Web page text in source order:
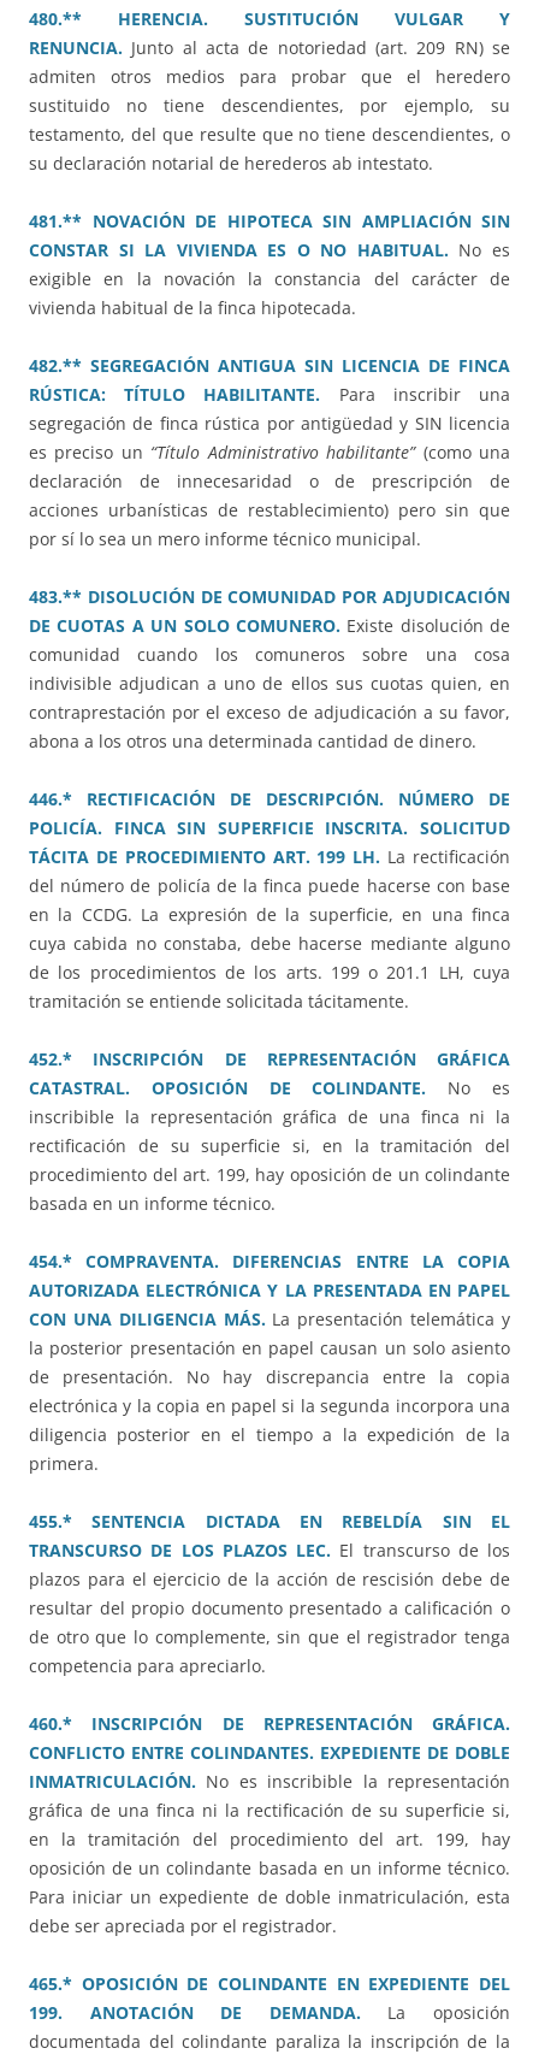
480.** HERENCIA. SUSTITUCIÓN VULGAR Y
RENUNCIA. Junto al acta de notoriedad (art. 209 RN) se
admiten otros medios para probar que el heredero
sustituido no tiene descendientes, por ejemplo, su
testamento, del que resulte que no tiene descendientes, o
su declaración notarial de herederos ab intestato.
481.** NOVACIÓN DE HIPOTECA SIN AMPLIACIÓN SIN
CONSTAR SI LA VIVIENDA ES O NO HABITUAL. No es
exigible en la novación la constancia del carácter de
vivienda habitual de la finca hipotecada.
482.** SEGREGACIÓN ANTIGUA SIN LICENCIA DE FINCA
RÚSTICA: TÍTULO HABILITANTE. Para inscribir una
segregación de finca rústica por antigüedad y SIN licencia
es preciso un “Título Administrativo habilitante”(como una
declaración de innecesaridad o de prescripción de
acciones urbanísticas de restablecimiento) pero sin que
por sí lo sea un mero informe técnico municipal.
483.** DISOLUCIÓN DE COMUNIDAD POR ADJUDICACIÓN
DE CUOTAS A UN SOLO COMUNERO. Existe disolución de
comunidad cuando los comuneros sobre una cosa
indivisible adjudican a uno de ellos sus cuotas quien, en
contraprestación por el exceso de adjudicación a su favor,
abona a los otros una determinada cantidad de dinero.
446.* RECTIFICACIÓN DE DESCRIPCIÓN. NÚMERO DE
POLICÍA. FINCA SIN SUPERFICIE INSCRITA. SOLICITUD
TÁCITA DE PROCEDIMIENTO ART. 199 LH. La rectificación
del número de policía de la finca puede hacerse con base
en la CCDG. La expresión de la superficie, en una finca
cuya cabida no constaba, debe hacerse mediante alguno
de los procedimientos de los arts. 199 o 201.1 LH, cuya
tramitación se entiende solicitada tácitamente.
452.* INSCRIPCIÓN DE REPRESENTACIÓN GRÁFICA
CATASTRAL. OPOSICIÓN DE COLINDANTE. No es
inscribible la representación gráfica de una finca ni la
rectificación de su superficie si, en la tramitación del
procedimiento del art. 199, hay oposición de un colindante
basada en un informe técnico.
454.* COMPRAVENTA. DIFERENCIAS ENTRE LA COPIA
AUTORIZADA ELECTRÓNICA Y LA PRESENTADA EN PAPEL
CON UNA DILIGENCIA MÁS. La presentación telemática y
la posterior presentación en papel causan un solo asiento
de presentación. No hay discrepancia entre la copia
electrónica y la copia en papel si la segunda incorpora una
diligencia posterior en el tiempo a la expedición de la
primera.
455.* SENTENCIA DICTADA EN REBELDÍA SIN EL
TRANSCURSO DE LOS PLAZOS LEC. El transcurso de los
plazos para el ejercicio de la acción de rescisión debe de
resultar del propio documento presentado a calificación o
de otro que lo complemente, sin que el registrador tenga
competencia para apreciarlo.
460.* INSCRIPCIÓN DE REPRESENTACIÓN GRÁFICA.
CONFLICTO ENTRE COLINDANTES. EXPEDIENTE DE DOBLE
INMATRICULACIÓN. No es inscribible la representación
gráfica de una finca ni la rectificación de su superficie si,
en la tramitación del procedimiento del art. 199, hay
oposición de un colindante basada en un informe técnico.
Para iniciar un expediente de doble inmatriculación, esta
debe ser apreciada por el registrador.
465.* OPOSICIÓN DE COLINDANTE EN EXPEDIENTE DEL
199. ANOTACIÓN DE DEMANDA.
La oposición
documentada del colindante paraliza la inscripción de la